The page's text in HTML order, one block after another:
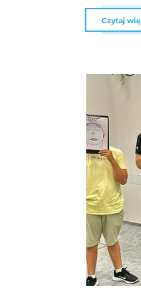
Czytaj